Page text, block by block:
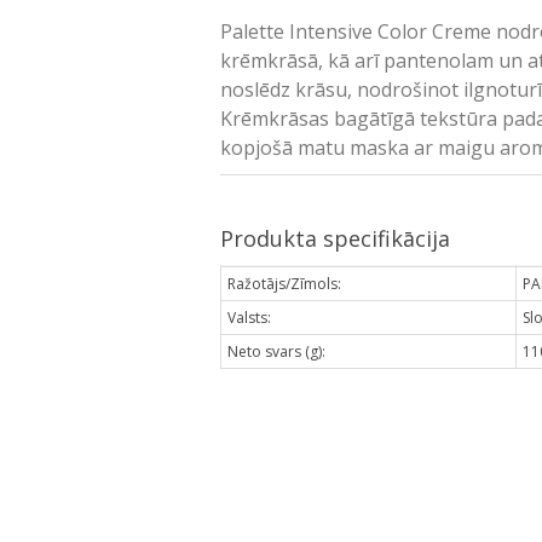
Palette Intensive Color Creme
krēmkrāsā, kā arī pantenolam un
noslēdz krāsu, nodrošinot
Krēmkrāsas bagātīgā tekstūra
kopjošā matu maska ar maigu
Produkta specifikācija
Ražotājs/Zīmols:
Valsts:
Neto svars (g):